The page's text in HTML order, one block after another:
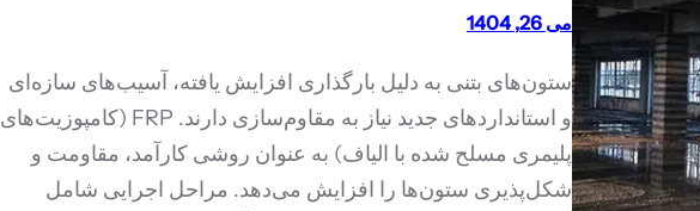
می 26, 1404
ستون‌های بتنی به دلیل بارگذاری افزایش یافته، آسیب‌های سازه‌ای
و استانداردهای جدید نیاز به مقاوم‌سازی دارند. FRP (کامپوزیت‌های
پلیمری مسلح شده با الیاف) به عنوان روشی کارآمد، مقاومت و
شکل‌پذیری ستون‌ها را افزایش می‌دهد. مراحل اجرایی شامل